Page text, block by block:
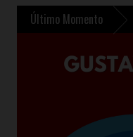
Último Momento
contempla nuevo Centro de